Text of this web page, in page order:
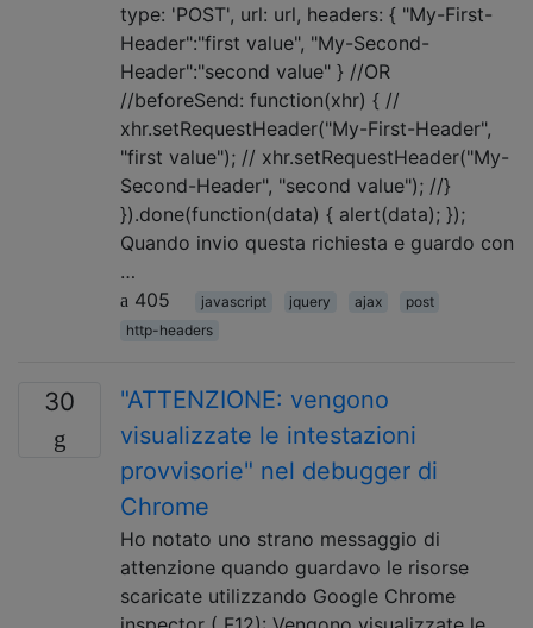
type: 'POST', url: url, headers: { "My-First-
Header":"first value", "My-Second-
Header":"second value" } //OR
//beforeSend: function(xhr) { //
xhr.setRequestHeader("My-First-Header",
"first value"); // xhr.setRequestHeader("My-
Second-Header", "second value"); //}
}).done(function(data) { alert(data); });
Quando invio questa richiesta e guardo con
…
405
javascript jquery ajax
post
http-headers
30
"ATTENZIONE: vengono
visualizzate le intestazioni
provvisorie" nel debugger di
Chrome
Ho notato uno strano messaggio di
attenzione quando guardavo le risorse
scaricate utilizzando Google Chrome